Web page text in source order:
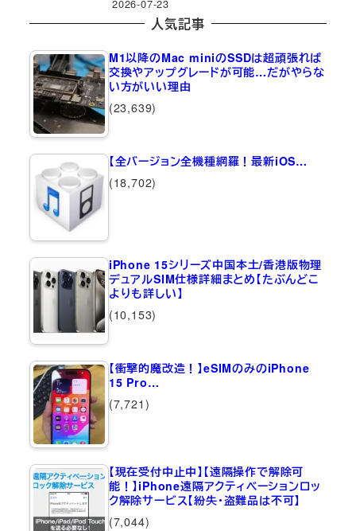
2026-07-23
人気記事
M1以降のMac miniのSSDは超頑張れば
交換やアップグレードが可能…だがやらな
い方がいい理由
(23,639)
【全バージョン全機種網羅！最新iOS…
(18,702)
iPhone 15シリーズ中国本土/香港版物理
デュアルSIM仕様詳細まとめ【たぶんどこ
よりも詳しい】
(10,153)
【衝撃的魔改造！】eSIMのみのiPhone
15 Pro…
(7,721)
【現在受付中止中】【遠隔操作で解除可
能！】iPhone遠隔アクティベーションロッ
ク解除サービス【紛失・盗難品は不可】
(7,044)